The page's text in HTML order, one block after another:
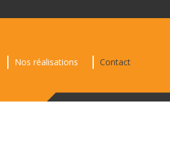
Nos réalisations Contact